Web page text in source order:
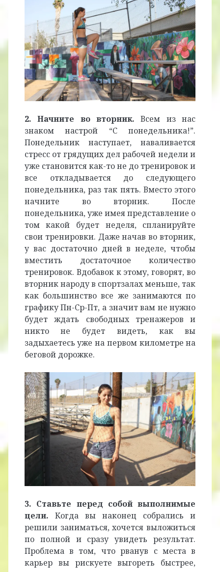
2. Начните во вторник. Всем из нас
знаком настрой “С понедельника!”.
Понедельник наступает, наваливается
стресс от грядущих дел рабочей недели и
уже становится как-то не до тренировок и
все откладывается до следующего
понедельника, раз так пять. Вместо этого
начните во вторник. После
понедельника, уже имея представление о
том какой будет неделя, спланируйте
свои тренировки. Даже начав во вторник,
у вас достаточно дней в неделе, чтобы
вместить достаточное количество
тренировок. Вдобавок к этому, говорят, во
вторник народу в спортзалах меньше, так
как большинство все же занимаются по
графику Пн-Ср-Пт, а значит вам не нужно
будет ждать свободных тренажеров и
никто не будет видеть, как вы
задыхаетесь уже на первом километре на
беговой дорожке.
3. Ставьте перед собой выполнимые
цели. Когда вы наконец собрались и
решили заниматься, хочется выложиться
по полной и сразу увидеть результат.
Проблема в том, что рванув с места в
карьер вы рискуете выгореть быстрее,